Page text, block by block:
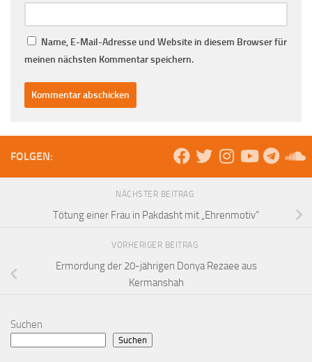
Name, E-Mail-Adresse und Website in diesem Browser für
meinen nächsten Kommentar speichern.
FOLGEN:
NÄCHSTER BEITRAG
Tötung einer Frau in Pakdasht mit „Ehrenmotiv“
VORHERIGER BEITRAG
Ermordung der 20-jährigen Donya Rezaee aus
Kermanshah
Suchen
Suchen